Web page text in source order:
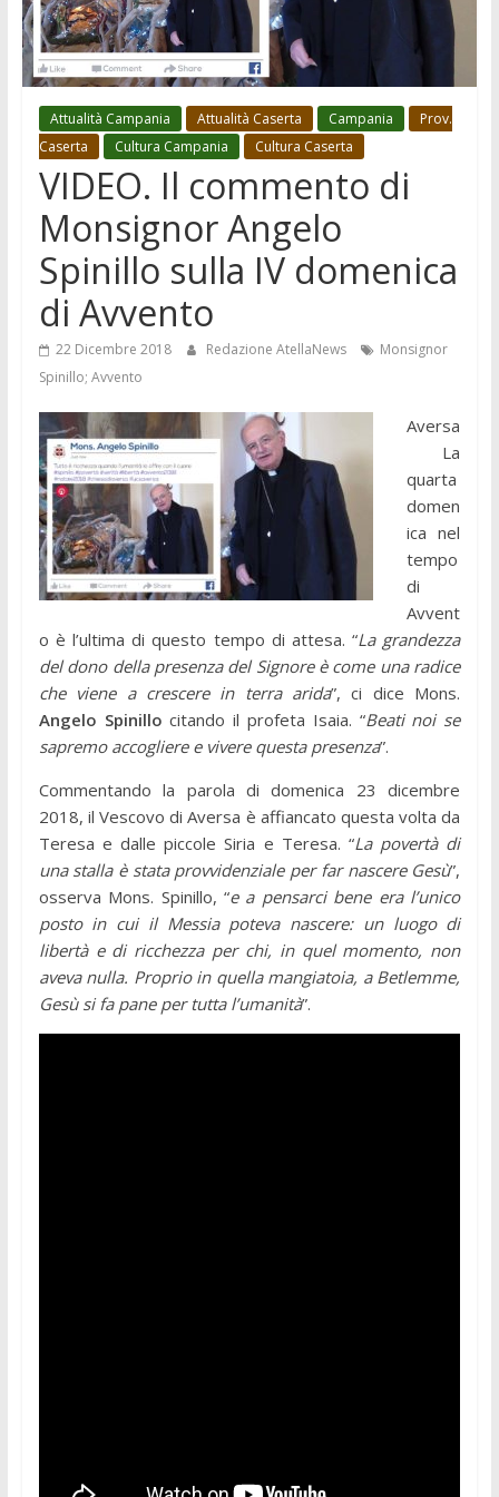
Attualità Campania Attualità Caserta Campania
Prov.
Caserta
Cultura Campania Cultura Caserta
VIDEO. Il commento di
Monsignor Angelo
Spinillo sulla IV domenica
di Avvento
22 Dicembre 2018 Redazione AtellaNews
Monsignor
Spinillo; Avvento
Aversa
La
quarta
domen
ica nel
tempo
di
Avvent
o è l’ultima di questo tempo di attesa. “La grandezza
del dono della presenza del Signore è come una radice
che viene a crescere in terra arida”, ci dice Mons.
Angelo Spinillo citando il profeta Isaia. “Beati noi se
sapremo accogliere e vivere questa presenza”.
Commentando la parola di domenica 23 dicembre
2018, il Vescovo di Aversa è affiancato questa volta da
Teresa e dalle piccole Siria e Teresa. “La povertà di
una stalla è stata provvidenziale per far nascere Gesù”,
osserva Mons. Spinillo, “e a pensarci bene era l’unico
posto in cui il Messia poteva nascere: un luogo di
libertà e di ricchezza per chi, in quel momento, non
aveva nulla. Proprio in quella mangiatoia, a Betlemme,
Gesù si fa pane per tutta l’umanità”.